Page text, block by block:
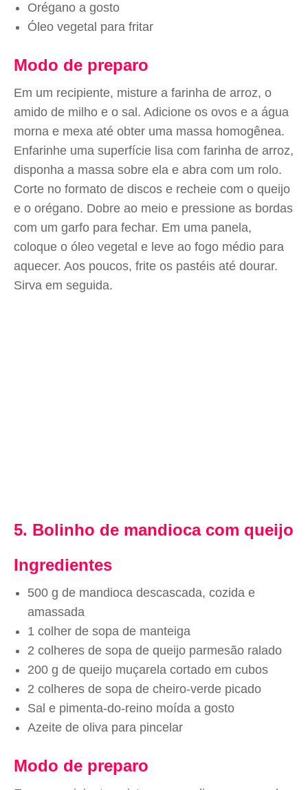
Orégano a gosto
Óleo vegetal para fritar
Modo de preparo
Em um recipiente, misture a farinha de arroz, o
amido de milho e o sal. Adicione os ovos e a água
morna e mexa até obter uma massa homogênea.
Enfarinhe uma superfície lisa com farinha de arroz,
disponha a massa sobre ela e abra com um rolo.
Corte no formato de discos e recheie com o queijo
e o orégano. Dobre ao meio e pressione as bordas
com um garfo para fechar. Em uma panela,
coloque o óleo vegetal e leve ao fogo médio para
aquecer. Aos poucos, frite os pastéis até dourar.
Sirva em seguida.
5. Bolinho de mandioca com queijo
Ingredientes
500 g de mandioca descascada, cozida e
amassada
1 colher de sopa de manteiga
2 colheres de sopa de queijo parmesão ralado
200 g de queijo muçarela cortado em cubos
2 colheres de sopa de cheiro-verde picado
Sal e pimenta-do-reino moída a gosto
Azeite de oliva para pincelar
Modo de preparo